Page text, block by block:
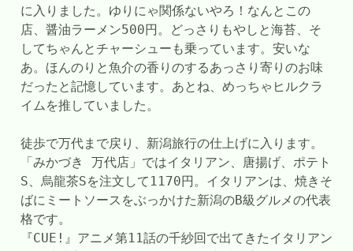
に入りました。ゆりにゃ関係ないやろ！なんとこの
店、醤油ラーメン500円。どっさりもやしと海苔、そ
してちゃんとチャーシューも乗っています。安いな
あ。ほんのりと魚介の香りのするあっさり寄りのお味
だったと記憶しています。あとね、めっちゃヒルクラ
イムを推していました。
徒歩で万代まで戻り、新潟旅行の仕上げに入ります。
「みかづき 万代店」ではイタリアン、唐揚げ、ポテト
S、烏龍茶Sを注文して1170円。イタリアンは、焼きそ
ばにミートソースをぶっかけた新潟のB級グルメの代表
格です。
『CUE!』アニメ第11話の千紗回で出てきたイタリアン